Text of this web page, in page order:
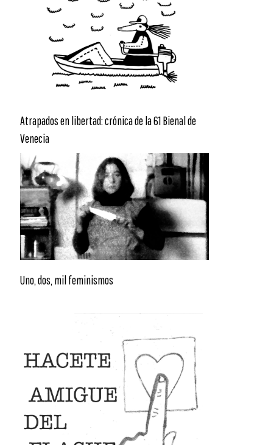
Atrapados en libertad: crónica de la 61 Bienal de
Venecia
Uno, dos, mil feminismos